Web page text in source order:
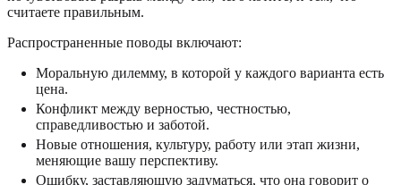
считаете правильным.
Распространенные поводы включают:
Моральную дилемму, в которой у каждого варианта есть
цена.
Конфликт между верностью, честностью,
справедливостью и заботой.
Новые отношения, культуру, работу или этап жизни,
меняющие вашу перспективу.
Ошибку, заставляющую задуматься, что она говорит о